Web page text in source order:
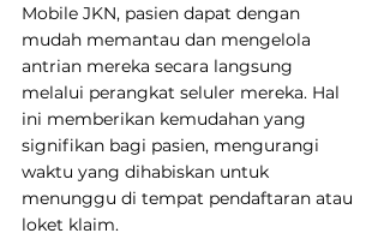
Mobile JKN, pasien dapat dengan
mudah memantau dan mengelola
antrian mereka secara langsung
melalui perangkat seluler mereka. Hal
ini memberikan kemudahan yang
signifikan bagi pasien, mengurangi
waktu yang dihabiskan untuk
menunggu di tempat pendaftaran atau
loket klaim.